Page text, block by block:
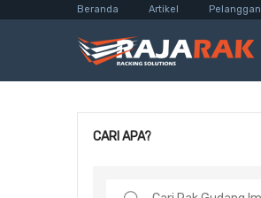
Beranda Artikel Pelanggan
CARI APA?
Search